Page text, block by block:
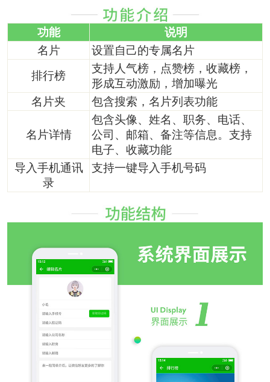
功能
说明
名片
设置自己的专属名片
排行榜
支持人气榜，点赞榜，收藏榜，
形成互动激励，增加曝光
名片夹
包含搜索，名片列表功能
名片详情
包含头像、姓名、职务、电话、
公司、邮箱、备注等信息。支持
电子、收藏功能
导入手机通讯
录
支持一键导入手机号码